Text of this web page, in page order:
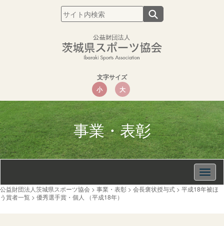
文字サイズ
小
大
事業・表彰
公益財団法人茨城県スポーツ協会 > 事業・表彰 > 会長褒状授与式 > 平成18年被ほ
う賞者一覧 > 優秀選手賞・個人 （平成18年）